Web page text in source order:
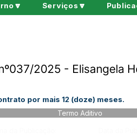
Serviços🔽
2025 - Elisangela
por mais 12 (doze) meses.
Termo Aditivo